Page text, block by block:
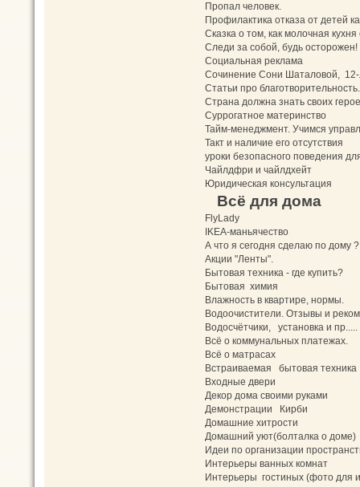
Пропал человек.
Профилактика отказа от детей
Сказка о том, как молочная
Следи за собой, будь
Социальная реклама
Сочинение Сони Шаталовой, 12-
Статьи про
Страна должна знать своих
Суррогатное материнство
Тайм-менеджмент. Учимся
Такт и наличие его отсутствия
уроки безопасного поведения
Чайлдфри и чайлдхейт
Юридическая консультация
Всё для дома
FlyLady
IKEA-маньячество
А что я сегодня сделаю по дому ?
Акции "Ленты".
Бытовая техника - где купить?
Бытовая химия
Влажность в квартире, нормы.
Водоочистители. Отзывы и
Водосчётчики, установка и пр.....
Всё о коммунальных платежах.
Всё о матрасах
Встраиваемая бытовая техника
Входные двери
Декор дома своими руками
Демонстрации Кирби
Домашние хитрости
Домашний уют(болталка о доме)
Идеи по организации
Интерьеры ванных комнат
Интерьеры гостиных (фото для